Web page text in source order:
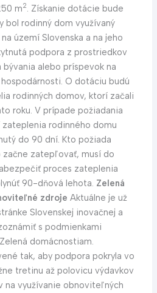
m2
. Získanie dotácie bude
bol rodinný dom využívaný
území Slovenska a na jeho
podpora z prostriedkov
alebo príspevok na
O dotáciu budú
rodinných domov, ktorí začali
roku. V prípade požiadania
rodinného domu
do 90 dní. Kto požiada
zatepľovať, musí do
proces zateplenia
90-dňová lehota. Zelená
zdroje Aktuálne je už
Slovenskej inovačnej a
s podmienkami
domácnostiam.
tak, aby podpora pokryla vo
tretinu až polovicu výdavkov
na využívanie obnoviteľných